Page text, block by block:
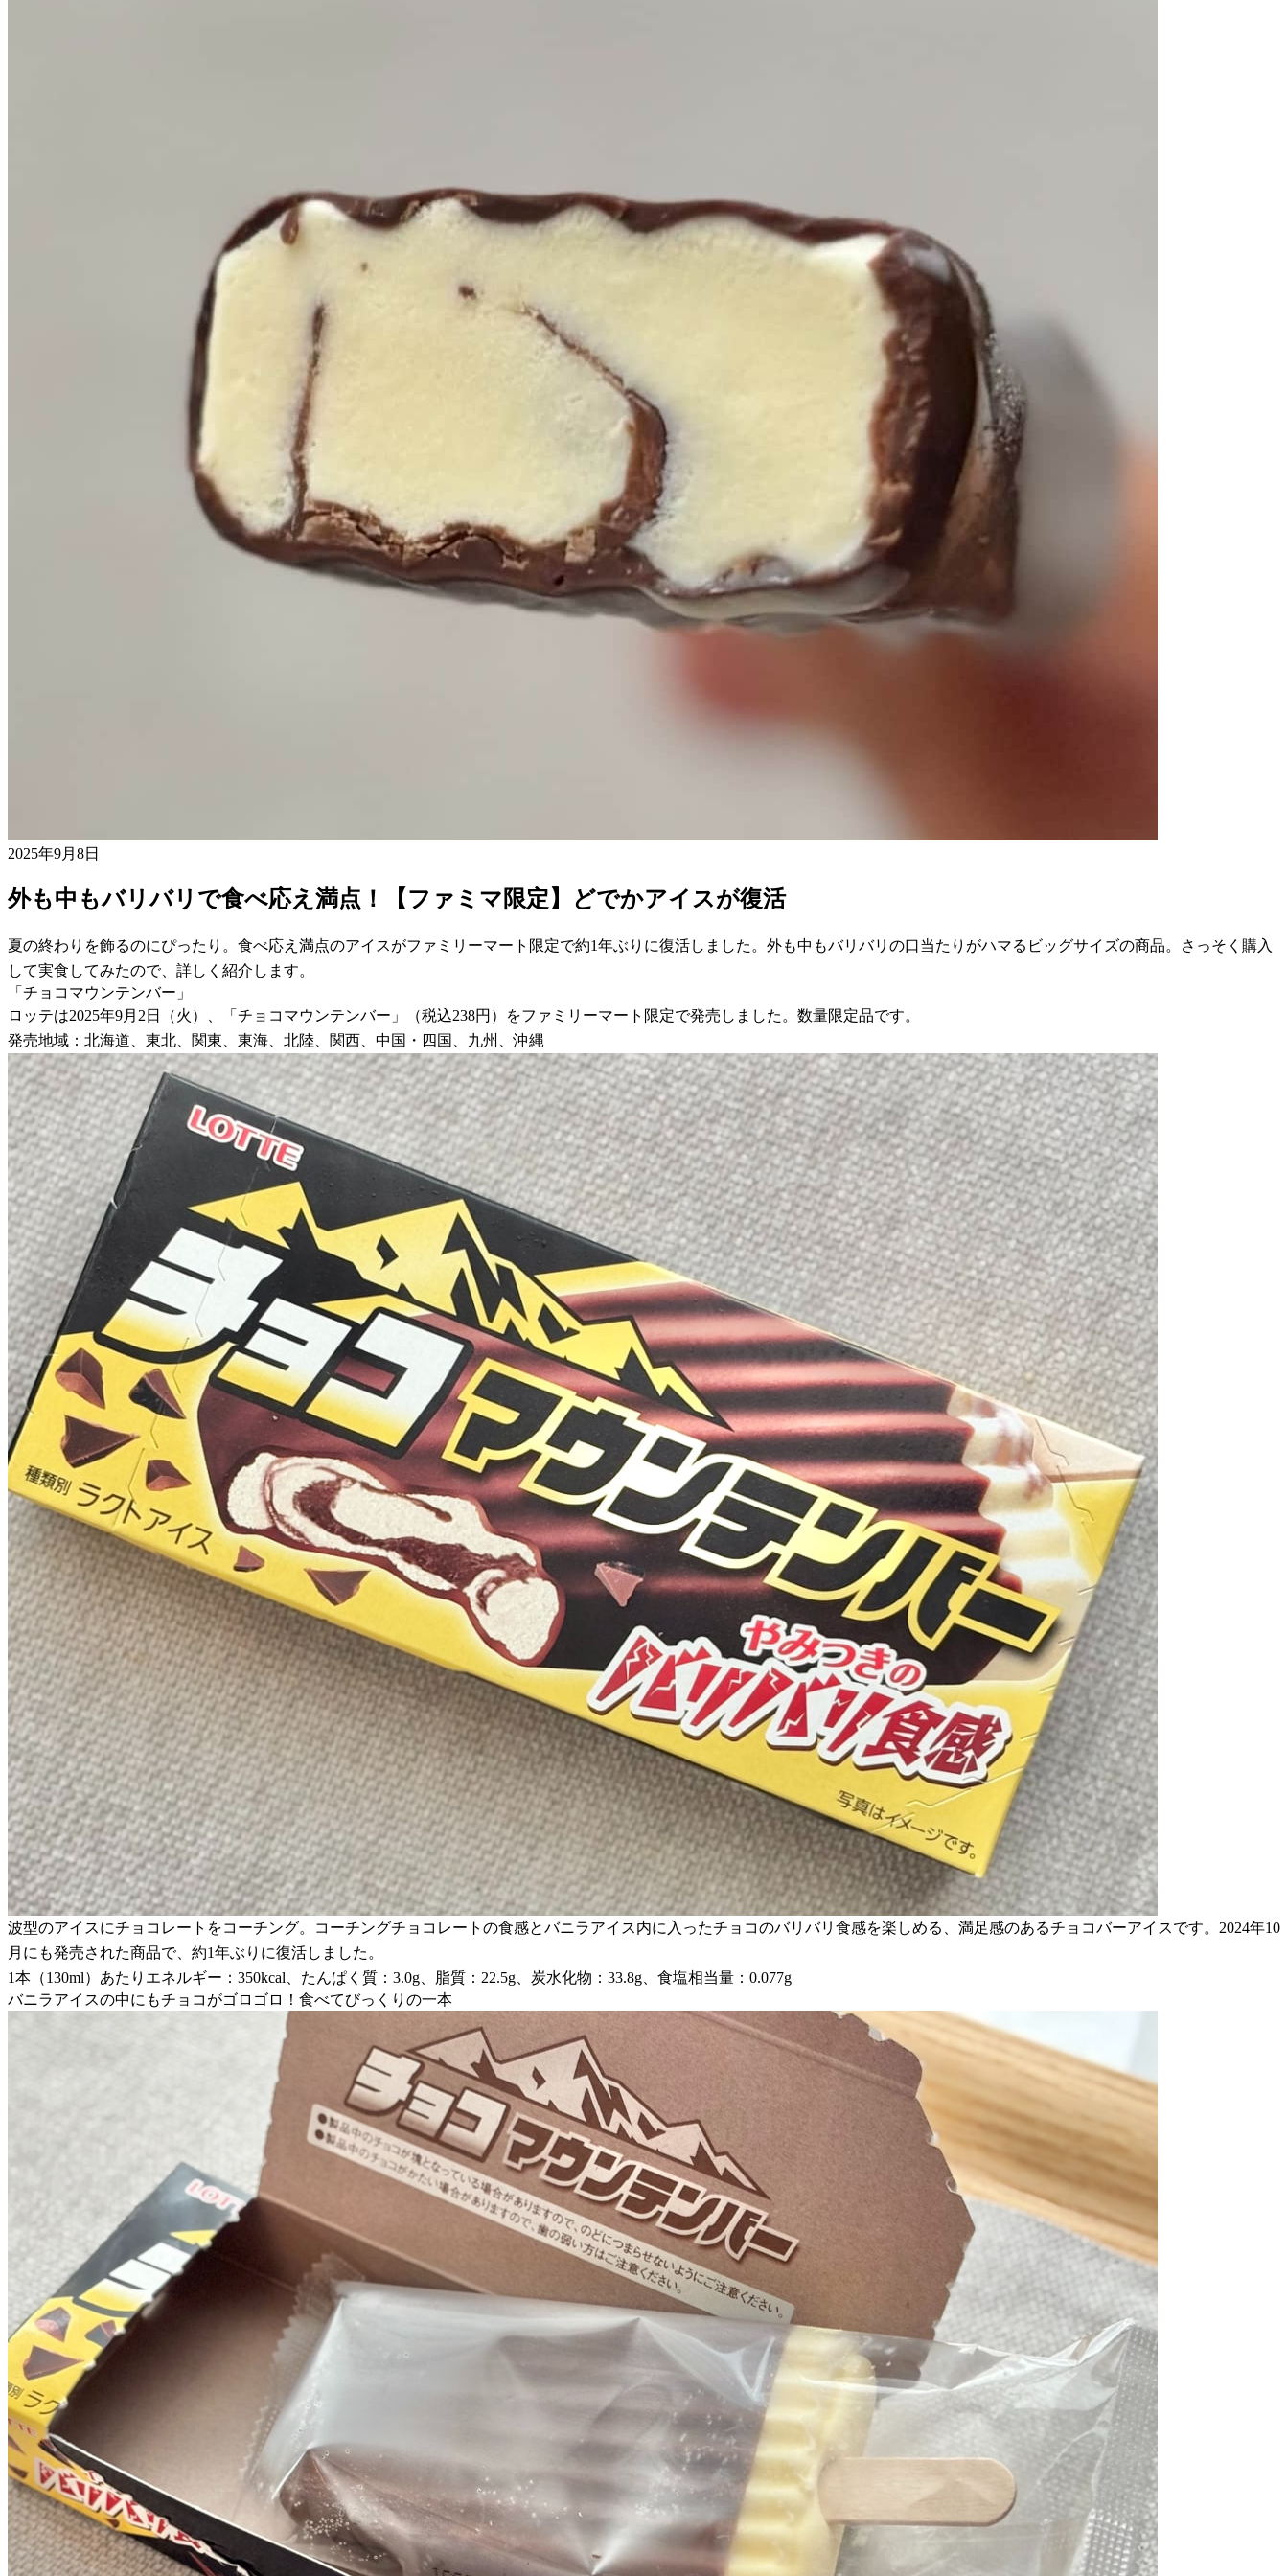
2025年9月8日
外も中もバリバリで食べ応え満点！【ファミマ限定】どでかアイスが復活
夏の終わりを飾るのにぴったり。食べ応え満点のアイスがファミリーマート限定で約1年ぶりに復活しました。外も中もバリバリの口当たりがハマるビッグサイズの商品。さっそく購入
して実食してみたので、詳しく紹介します。
「チョコマウンテンバー」
ロッテは2025年9月2日（火）、「チョコマウンテンバー」（税込238円）をファミリーマート限定で発売しました。数量限定品です。
発売地域：北海道、東北、関東、東海、北陸、関西、中国・四国、九州、沖縄
波型のアイスにチョコレートをコーチング。コーチングチョコレートの食感とバニラアイス内に入ったチョコのバリバリ食感を楽しめる、満足感のあるチョコバーアイスです。2024年10
月にも発売された商品で、約1年ぶりに復活しました。
1本（130ml）あたりエネルギー：350kcal、たんぱく質：3.0g、脂質：22.5g、炭水化物：33.8g、食塩相当量：0.077g
バニラアイスの中にもチョコがゴロゴロ！食べてびっくりの一本